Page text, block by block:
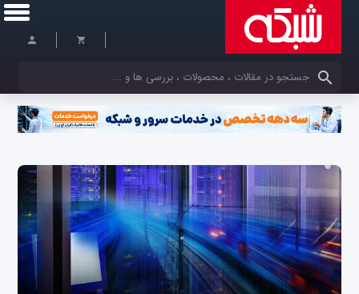
کلمات کلیدی خود را وارد کنید